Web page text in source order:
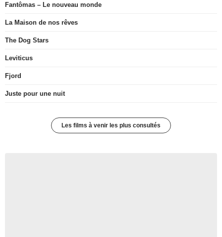
Fantômas – Le nouveau monde
La Maison de nos rêves
The Dog Stars
Leviticus
Fjord
Juste pour une nuit
Les films à venir les plus consultés